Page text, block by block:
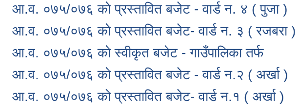
आ.व. ०७५/०७६ को प्रस्तावित बजेट - वार्ड न. ४ ( पुजा )
आ.व. ०७५/०७६ को प्रस्तावित बजेट- वार्ड न. ३ ( रजबरा )
आ.व. ०७५/०७६ को स्वीकृत बजेट - गाउँपालिका तर्फ
आ.व. ०७५/०७६ को प्रस्तावित बजेट - वार्ड न.२ ( अर्खा )
आ.व. ०७५/०७६ को प्रस्तावित बजेट- वार्ड न.१ ( अर्खा )